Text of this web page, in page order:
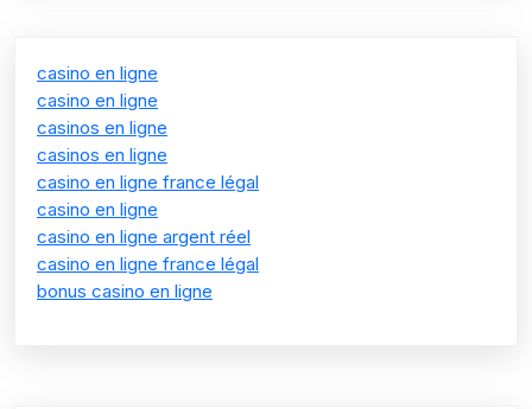
casino en ligne
casino en ligne
casinos en ligne
casinos en ligne
casino en ligne france légal
casino en ligne
casino en ligne argent réel
casino en ligne france légal
bonus casino en ligne